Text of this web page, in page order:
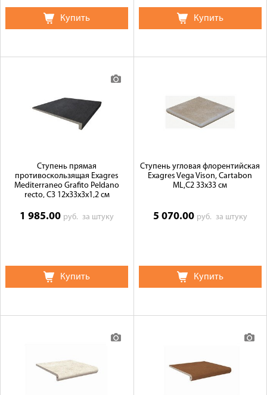
Купить Купить
Ступень прямая
противоскользящая Exagres
Mediterraneo Grafito Peldano
recto, C3 12x33x3x1,2 см
1 985.00 руб.за штуку
Купить
Ступень угловая флорентийская
Exagres Vega Vison, Cartabon
ML,C2 33x33 см
5 070.00 руб. за штуку
Купить